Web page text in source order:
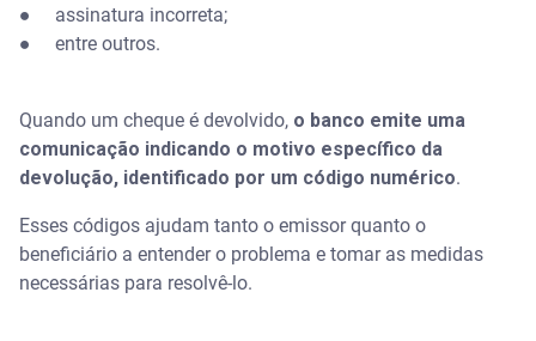
● assinatura incorreta;
● entre outros.
Quando um cheque é devolvido, o banco emite uma
comunicação indicando o motivo específico da
devolução, identificado por um código numérico.
Esses códigos ajudam tanto o emissor quanto o
beneficiário a entender o problema e tomar as medidas
necessárias para resolvê-lo.